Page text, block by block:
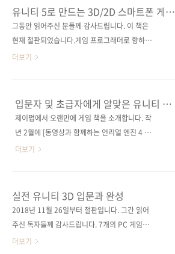
키워드 유니티 / 게임 / 게임 프로그래밍 / 게임
엔진 / 비주얼 스튜디오 / C#분 야 게임 프로그
래밍..
낸 5종의 게임 서적들도 많이 판매되었지만, 이
번에는 최신 유니티 버전인 2018을 기준으로
2D/3D 게임, 특히 최근의 흐름에 맞춰 2D 모바
자분이 찾기를 기대해 봅니다. 앞부분은 게임과
유니티에 대한 기본적인 소개와 책을 따라 하기
Snake, Jumping Owl, Space Adventure,
Sliding Puzzle 게임 프로젝트를 책과 함께 따
라 하며 배울 수 있도록 구성하였..
유니티 5로 만드는 3D/2D 스마트폰 게임
개발
그동안 읽어주신 분들께 감사드립니다. 이 책은
현재 절판되었습니다.게임 프로그래머로 향하는
첫걸음!스마트폰에 특화한 3D/2D 예제 게임!9
3D/2Dゲーム開発実践入門 作りながら覚え
るスマートフォンゲーム開発 (ISBN:
9784883379675)저자명 요시야 미키토역자명
시리즈 (없음)판 형 (188*245*22)제 본 무선
(soft cover)정 가 28,000원ISBN 979-11-
3D 게임 / 2D 게임 / 유니티 / UNITY / 언리얼
엔진 / 모바일 게임분야 게임 프로그래밍 / 유니
티 관련 사이트■ 아마존..
더보기
입문자 및 초급자에게 알맞은 유니티 게임
책
제이펍에서 오랜만에 게임 책을 소개합니다. 작
년 2월에 [동영상과 함께하는 언리얼 엔진 4 블
루프린트 게임 만들기]를 펴낸 후 1년이 지났네
것으로 알고 있습니다. 오늘 소개해드리는 책이
게임 프로그래머에 도전하는 분들, 그리고 아직
프로페셔널한 게임 개발자라고 자평하기 어려운
에서는 작년 7월 말에 출간되었는데, 현재까지도
더보기
실전 유니티 3D 입문과 완성
2018년 11월 26일부터 절판입니다. 그간 읽어
주신 독자들께 감사드립니다. 7개의 PC 게임과
이를 모바일용으로 변환하는 전 과정 및 풀 소스
더보기